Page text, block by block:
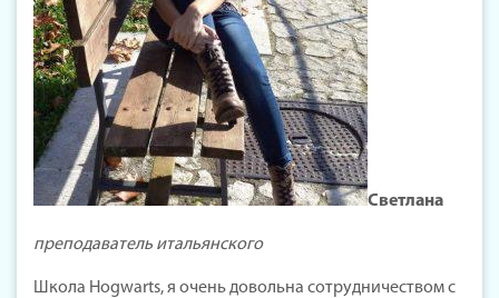
Светлана
преподаватель итальянского
Школа Hogwarts, я очень довольна сотрудничеством с